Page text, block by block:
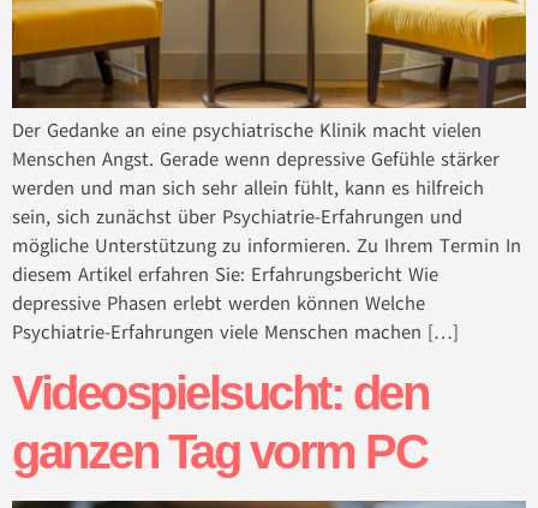
Der Gedanke an eine psychiatrische Klinik macht vielen
Menschen Angst. Gerade wenn depressive Gefühle stärker
werden und man sich sehr allein fühlt, kann es hilfreich
sein, sich zunächst über Psychiatrie-Erfahrungen und
mögliche Unterstützung zu informieren. Zu Ihrem Termin In
diesem Artikel erfahren Sie: Erfahrungsbericht Wie
depressive Phasen erlebt werden können Welche
Psychiatrie-Erfahrungen viele Menschen machen […]
Videospielsucht: den
ganzen Tag vorm PC